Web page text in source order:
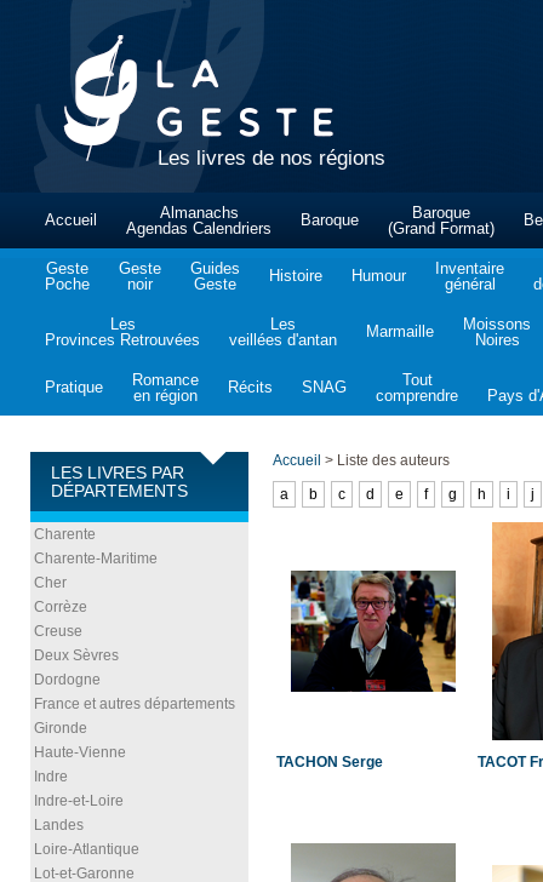
Les livres de nos régions
Accueil
Almanachs
Agendas Calendriers
Baroque
Baroque
(Grand Format)
Geste
Poche
Geste
noir
Guides
Geste
Histoire Humour
Inventaire
général
Les
Provinces Retrouvées
Les
veillées d'antan
Marmaille
Moissons
Noires
Pratique
Romance
en région
Récits SNAG
Tout
comprendre
Pays
LES LIVRES PAR
DÉPARTEMENTS
Charente
Charente-Maritime
Cher
Corrèze
Creuse
Deux Sèvres
Dordogne
France et autres départements
Gironde
Haute-Vienne
Indre
Indre-et-Loire
Landes
Loire-Atlantique
Lot-et-Garonne
Accueil > Liste des auteurs
a
b c d e f g h i j
TACHON Serge TACOT